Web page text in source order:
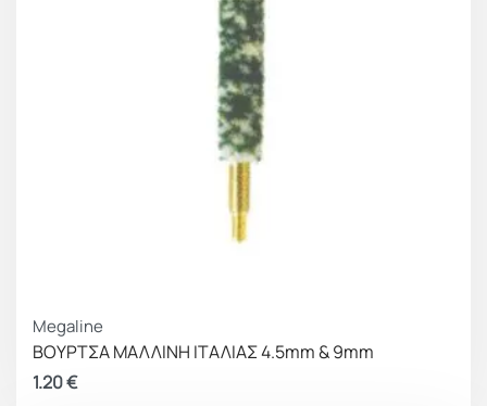
Megaline
ΒΟΥΡΤΣΑ ΜΑΛΛΙΝΗ ΙΤΑΛΙΑΣ 4.5mm & 9mm
1.20€